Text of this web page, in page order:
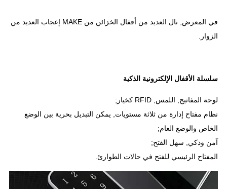
في المعرض, نال العديد من أقفال الخزائن من MAKE إعجاب العديد من
الزوار.
سلسلة الأقفال الإلكترونية الذكية
لوحة المفاتيح, اللمس, RFID كخيار;
نظام مفتاح إدارة من ثلاثة مستويات, يمكن التبديل بحرية بين الوضع
الخاص والوضع العام;
آمن وذكي, سهل الفتح;
المفتاح الرئيسي للفتح في حالات الطوارئ.